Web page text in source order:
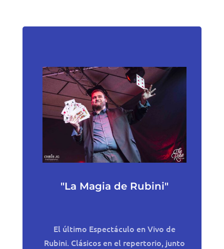
"La Magia de Rubini"
El último Espectáculo en Vivo de
Rubini. Clásicos en el repertorio, junto